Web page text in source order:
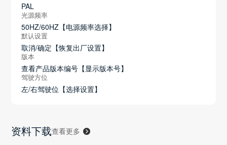
PAL
光源频率
50HZ/60HZ【电源频率选择】
默认设置
取消/确定【恢复出厂设置】
版本
查看产品版本编号【显示版本号】
驾驶方位
左/右驾驶位【选择设置】
资料下载查看更多